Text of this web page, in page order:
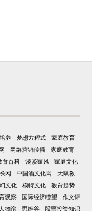
养 梦想方程式
家庭教育
网络营销传播
家庭教育
育百科 漫谈家风
家庭文化
网 中国酒文化网
天赋教
文化 模特文化
教育趋势
观察 国际经济瞭望
作文评
物谱 思维谷 股票投资知识